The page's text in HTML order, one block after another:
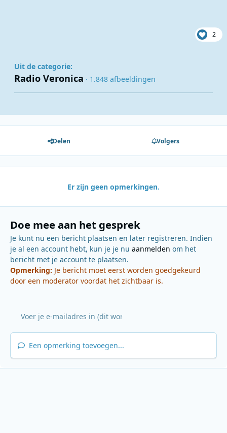
2
Uit de categorie:
Radio Veronica · 1.848 afbeeldingen
Delen Volgers
Er zijn geen opmerkingen.
Doe mee aan het gesprek
Je kunt nu een bericht plaatsen en later registreren. Indien
je al een account hebt, kun je je nu aanmelden om het
bericht met je account te plaatsen.
Opmerking: Je bericht moet eerst worden goedgekeurd
door een moderator voordat het zichtbaar is.
Een opmerking toevoegen...